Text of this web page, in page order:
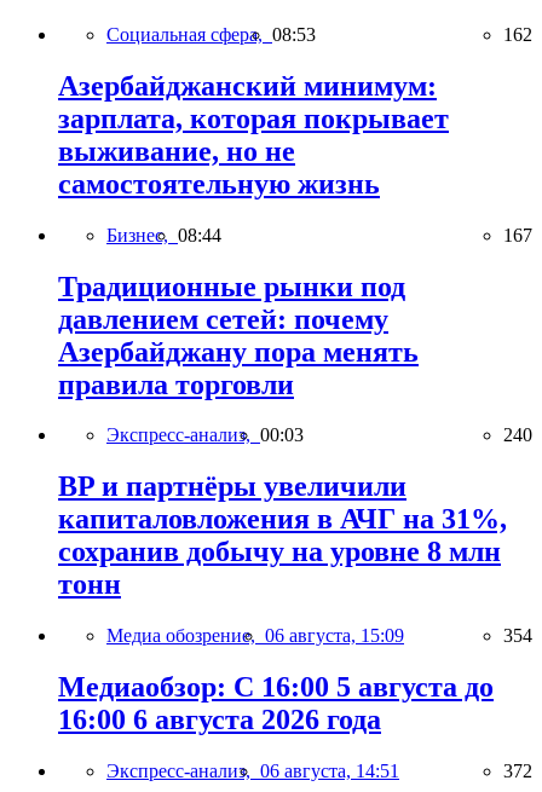
Социальная сфера, 08:53 162
Азербайджанский минимум:
зарплата, которая покрывает
выживание, но не
самостоятельную жизнь
Бизнес, 08:44 167
Традиционные рынки под
давлением сетей: почему
Азербайджану пора менять
правила торговли
Экспресс-анализ, 00:03 240
BP и партнёры увеличили
капиталовложения в АЧГ на 31%,
сохранив добычу на уровне 8 млн
тонн
Медиа обозрение, 06 августа, 15:09 354
Медиаобзор: С 16:00 5 августа до
16:00 6 августа 2026 года
Экспресс-анализ, 06 августа, 14:51 372